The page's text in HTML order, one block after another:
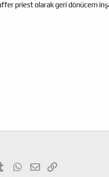
priest olarak geri dönücem
Tumblr WhatsApp
E-postaLink